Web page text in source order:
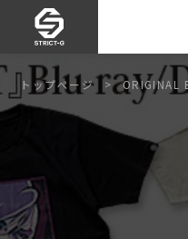
トップページ ORIGINAL